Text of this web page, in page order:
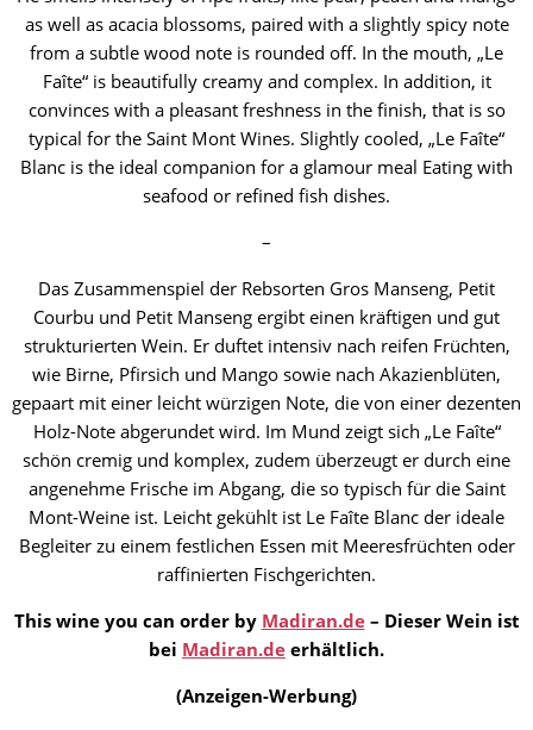
as well as acacia blossoms, paired with a slightly spicy note
from a subtle wood note is rounded off. In the mouth, „Le
Faîte“ is beautifully creamy and complex. In addition, it
convinces with a pleasant freshness in the finish, that is so
typical for the Saint Mont Wines. Slightly cooled, „Le Faîte“
Blanc is the ideal companion for a glamour meal Eating with
seafood or refined fish dishes.
–
Das Zusammenspiel der Rebsorten Gros Manseng, Petit
Courbu und Petit Manseng ergibt einen kräftigen und gut
strukturierten Wein. Er duftet intensiv nach reifen Früchten,
wie Birne, Pfirsich und Mango sowie nach Akazienblüten,
gepaart mit einer leicht würzigen Note, die von einer dezenten
Holz-Note abgerundet wird. Im Mund zeigt sich „Le Faîte“
schön cremig und komplex, zudem überzeugt er durch eine
angenehme Frische im Abgang, die so typisch für die Saint
Mont-Weine ist. Leicht gekühlt ist Le Faîte Blanc der ideale
Begleiter zu einem festlichen Essen mit Meeresfrüchten oder
raffinierten Fischgerichten.
This wine you can order by Madiran.de– Dieser Wein ist
bei Madiran.de erhältlich.
(Anzeigen-Werbung)